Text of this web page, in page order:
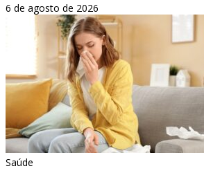
6 de agosto de 2026
Saúde